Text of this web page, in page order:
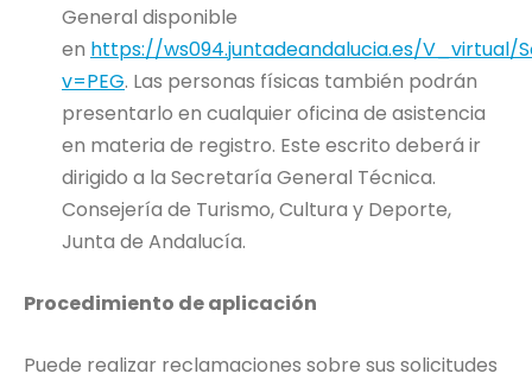
General disponible
en https://ws094.juntadeandalucia.es/V_virtual/
v=PEG. Las personas físicas también podrán
presentarlo en cualquier oficina de asistencia
en materia de registro. Este escrito deberá ir
dirigido a la Secretaría General Técnica.
Consejería de Turismo, Cultura y Deporte,
Junta de Andalucía.
Procedimiento de aplicación
Puede realizar reclamaciones sobre sus solicitudes